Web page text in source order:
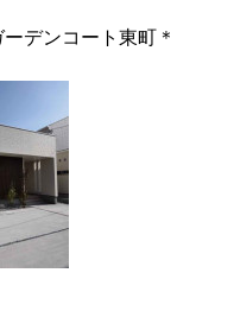
デンコート東町＊